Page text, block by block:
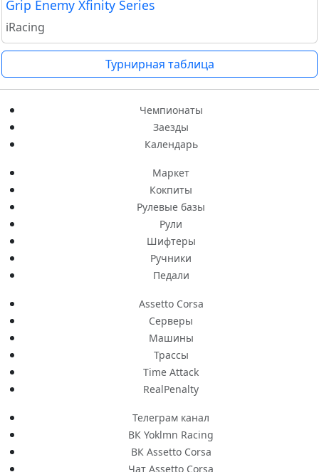
Grip Enemy Xfinity Series
iRacing
Турнирная таблица
Чемпионаты
Заезды
Календарь
Маркет
Кокпиты
Рулевые базы
Рули
Шифтеры
Ручники
Педали
Assetto Corsa
Серверы
Машины
Трассы
Time Attack
RealPenalty
Телеграм канал
ВК Yoklmn Racing
ВК Assetto Corsa
Чат Assetto Corsa